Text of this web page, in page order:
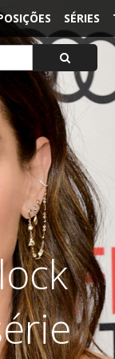
SÉRIES